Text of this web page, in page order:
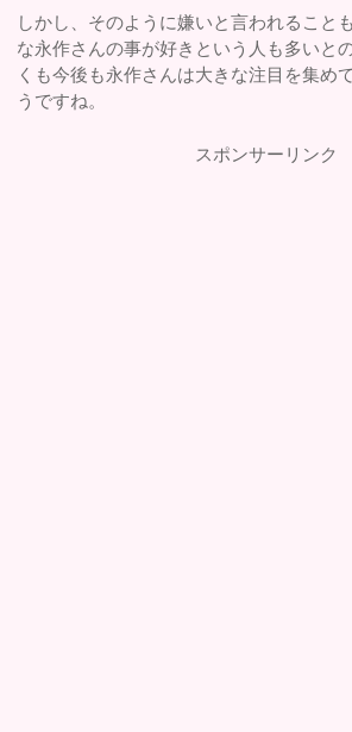
しかし、そのように嫌いと言われること
な永作さんの事が好きという人も多いと
くも今後も永作さんは大きな注目を集め
うですね。
スポンサーリンク